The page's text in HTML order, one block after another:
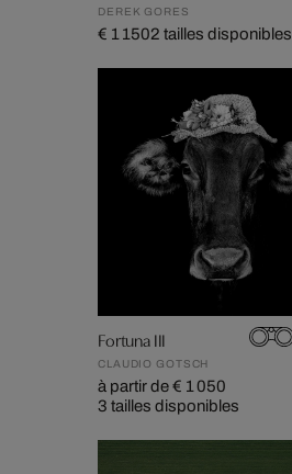
DEREK GORES
€ 1 1502 tailles disponibles
Fortuna III
CLAUDIO GOTSCH
à partir de € 1 050
3 tailles disponibles